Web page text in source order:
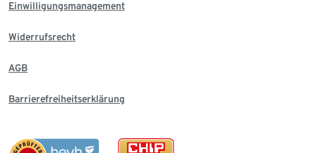
Einwilligungsmanagement
Widerrufsrecht
AGB
Barrierefreiheitserklärung